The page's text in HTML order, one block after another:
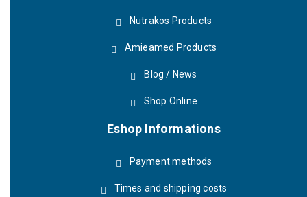
Nutrakos Products
Amieamed Products
Blog / News
Shop Online
Eshop Informations
Payment methods
Times and shipping costs